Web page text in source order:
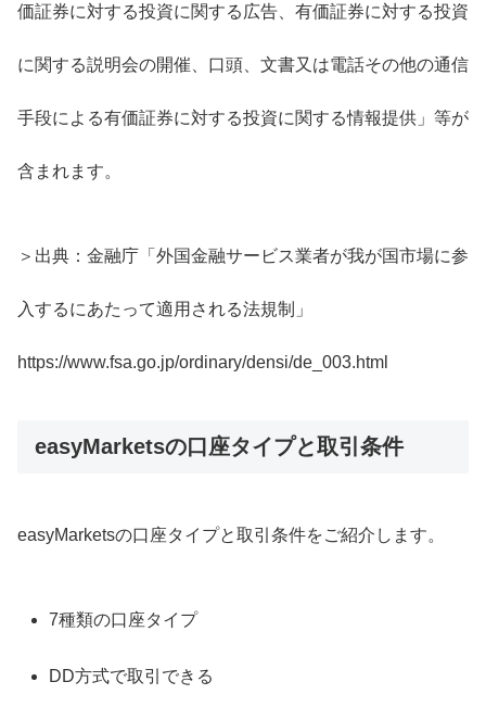
価証券に対する投資に関する広告、有価証券に対する投資
に関する説明会の開催、口頭、文書又は電話その他の通信
手段による有価証券に対する投資に関する情報提供」等が
含まれます。
＞出典：金融庁「外国金融サービス業者が我が国市場に参
入するにあたって適用される法規制」
https://www.fsa.go.jp/ordinary/densi/de_003.html
easyMarketsの口座タイプと取引条件
easyMarketsの口座タイプと取引条件をご紹介します。
7種類の口座タイプ
DD方式で取引できる